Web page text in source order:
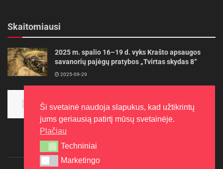
Skaitomiausi
2025 m. spalio 16–19 d. vyks Krašto apsaugos
savanorių pajėgų pratybos „Tvirtas skydas 8“
2025-09-29
aukso
2015-10-30
Ši svetainė naudoja slapukus, kad užtikrintų
jums geriausią patirtį mūsų svetainėje.
Plačiau
Techniniai
Techniniai
Marketingo
Marketingo